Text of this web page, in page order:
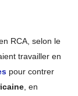
RCA, selon le
travailler en
pour contrer
, en